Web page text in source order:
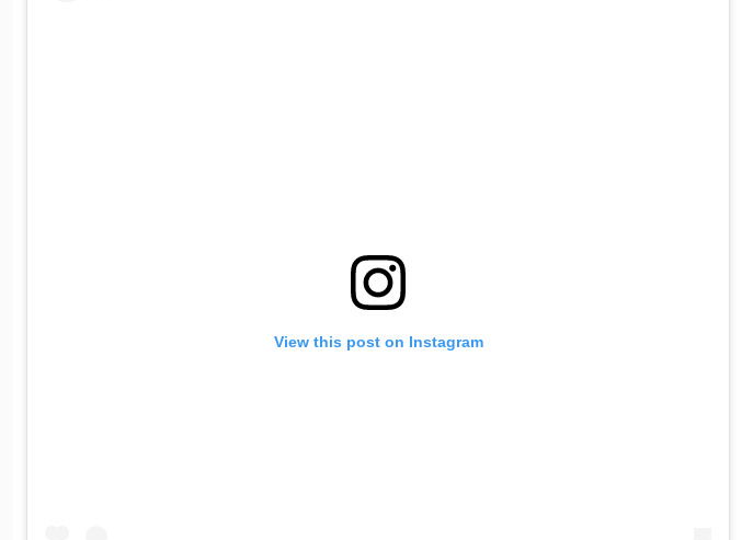
View this post on Instagram